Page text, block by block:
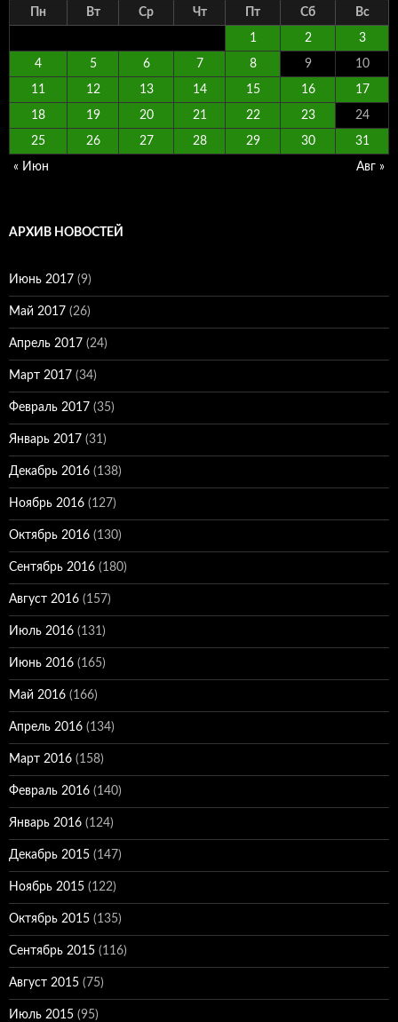
Пн Вт Ср Чт Пт Сб Вс
1 2 3
4 5 6 7 8 9 10
11 12 13 14 15 16 17
18 19 20 21 22 23 24
25 26 27 28 29 30 31
« Июн Авг »
АРХИВ НОВОСТЕЙ
Июнь 2017 (9)
Май 2017 (26)
Апрель 2017 (24)
Март 2017 (34)
Февраль 2017 (35)
Январь 2017 (31)
Декабрь 2016 (138)
Ноябрь 2016 (127)
Октябрь 2016 (130)
Сентябрь 2016 (180)
Август 2016 (157)
Июль 2016 (131)
Июнь 2016 (165)
Май 2016 (166)
Апрель 2016 (134)
Март 2016 (158)
Февраль 2016 (140)
Январь 2016 (124)
Декабрь 2015 (147)
Ноябрь 2015 (122)
Октябрь 2015 (135)
Сентябрь 2015 (116)
Август 2015 (75)
Июль 2015 (95)